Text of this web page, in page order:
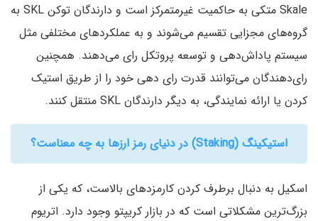
Skale متکی به حاکمیت غیرمتمرکز است و دارندگان توکن SKL به
گروه‌های مجزایی تقسیم می‌شوند و به عملکردهای مختلفی مثل
سیستم پاداش‌دهی و توسعه پروتکل رای می‌دهند. همچنین
رای‌دهندگان می‌توانند قدرت رای دهی خود را از طریق استیک
کردن یا ارائه نمایندگی، به دیگر دارندگان SKL منتقل کنند.
استیکینگ (Staking) در دنیای رمز ارزها به چه معناست؟
اسکیل به دنبال برطرف کردن کارمزدهای بالاست، که یکی از
بزرگ‌ترین مشکلاتی است که در بازار کریپتو وجود دارد. اتریوم